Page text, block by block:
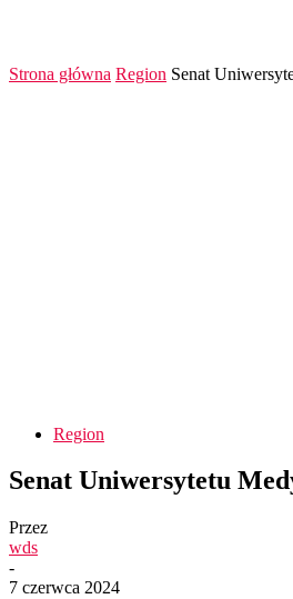
Strona główna Region Senat
Region
Senat Uniwersytetu
Przez
wds
-
7 czerwca 2024